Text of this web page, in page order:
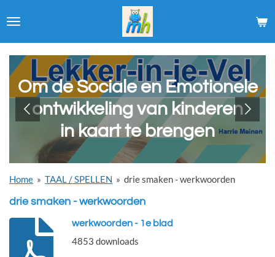
direct
hoofdinhoud
Om de Sociale en Emotionele
ontwikkeling van kinderen
in kaart te brengen
Home » TAAL / SPELLEN » drie smaken - werkwoorden
drie smaken - werkwoorden
werkwoorden - 1e blad
4853 downloads